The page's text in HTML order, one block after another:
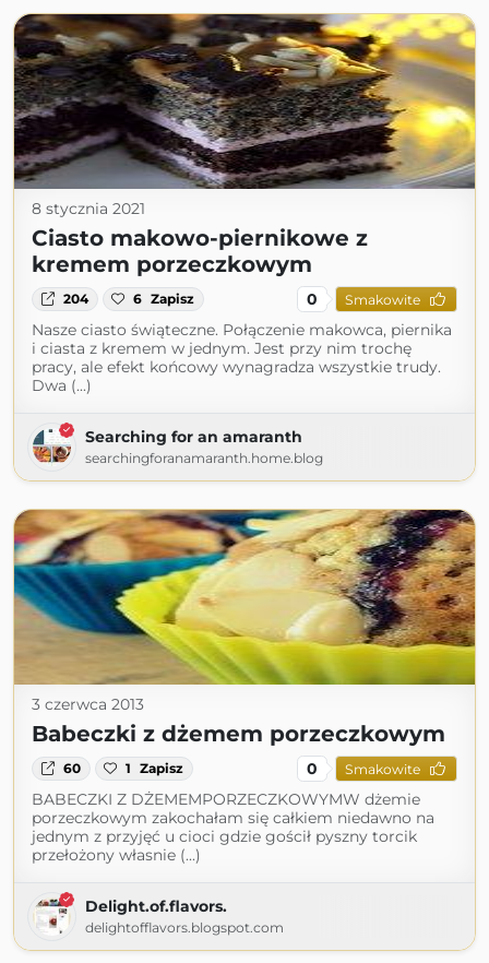
8 stycznia 2021
Ciasto makowo-piernikowe z
kremem porzeczkowym
204 6 Zapisz 0 Smakowite
Nasze ciasto świąteczne. Połączenie makowca, piernika
i ciasta z kremem w jednym. Jest przy nim trochę
pracy, ale efekt końcowy wynagradza wszystkie trudy.
Dwa (...)
Searching for an amaranth
searchingforanamaranth.home.blog
3 czerwca 2013
Babeczki z dżemem porzeczkowym
60 1 Zapisz 0 Smakowite
BABECZKI Z DŻEMEMPORZECZKOWYMW dżemie
porzeczkowym zakochałam się całkiem niedawno na
jednym z przyjęć u cioci gdzie gościł pyszny torcik
przełożony własnie (...)
Delight.of.flavors.
delightofflavors.blogspot.com